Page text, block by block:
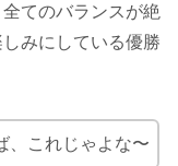
てのバランスが絶
みにしている優勝
、これじゃよな〜